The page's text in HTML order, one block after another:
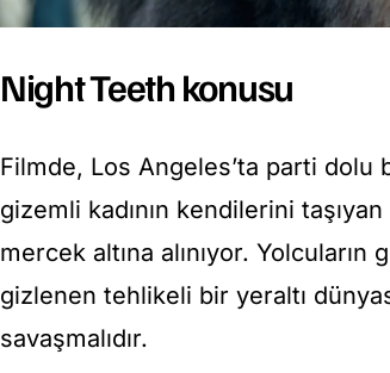
Night Teeth konusu
Filmde, Los Angeles’ta parti dolu
gizemli kadının kendilerini
mercek altına alınıyor.
gizlenen tehlikeli bir yeraltı
savaşmalıdır.